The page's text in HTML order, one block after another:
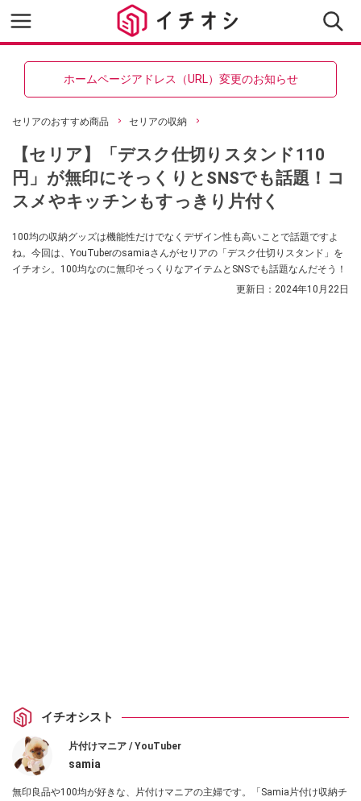
ホームページアドレス（URL）変更のお知らせ
セリアのおすすめ商品 セリアの収納
【セリア】「デスク仕切りスタンド110
円」が無印にそっくりとSNSでも話題！コ
スメやキッチンもすっきり片付く
100均の収納グッズは機能性だけでなくデザイン性も高いことで話題ですよ
ね。今回は、YouTuberのsamiaさんがセリアの「デスク仕切りスタンド」を
イチオシ。100均なのに無印そっくりなアイテムとSNSでも話題なんだそう！
更新日： 2024年10月22日
イチオシスト
片付けマニア / YouTuber
samia
無印良品や100均が好きな、片付けマニアの主婦です。「Samia片付け収納チ